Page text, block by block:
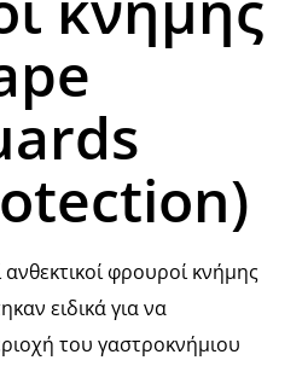
ανθεκτικοί φρουροί κνήμης
ειδικά για να
του γαστροκνήμιου